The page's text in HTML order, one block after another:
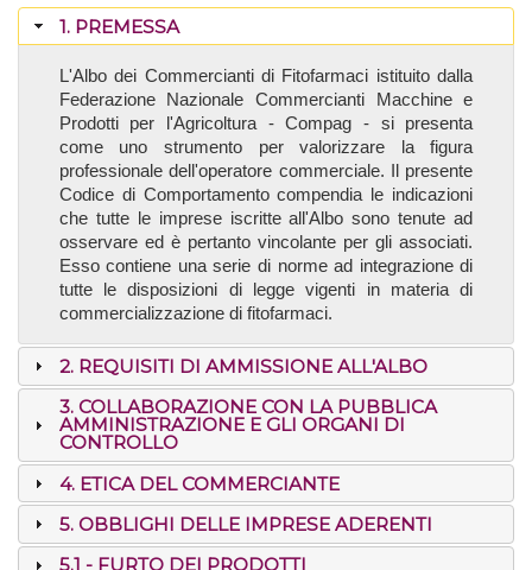
1. PREMESSA
L'Albo dei Commercianti di Fitofarmaci istituito dalla
Federazione Nazionale Commercianti Macchine e
Prodotti per l'Agricoltura - Compag - si presenta
come uno strumento per valorizzare la figura
professionale dell'operatore commerciale. Il presente
Codice di Comportamento compendia le indicazioni
che tutte le imprese iscritte all'Albo sono tenute ad
osservare ed è pertanto vincolante per gli associati.
Esso contiene una serie di norme ad integrazione di
tutte le disposizioni di legge vigenti in materia di
commercializzazione di fitofarmaci.
2. REQUISITI DI AMMISSIONE ALL'ALBO
3. COLLABORAZIONE CON LA PUBBLICA
AMMINISTRAZIONE E GLI ORGANI DI
CONTROLLO
4. ETICA DEL COMMERCIANTE
5. OBBLIGHI DELLE IMPRESE ADERENTI
5.1 - FURTO DEI PRODOTTI